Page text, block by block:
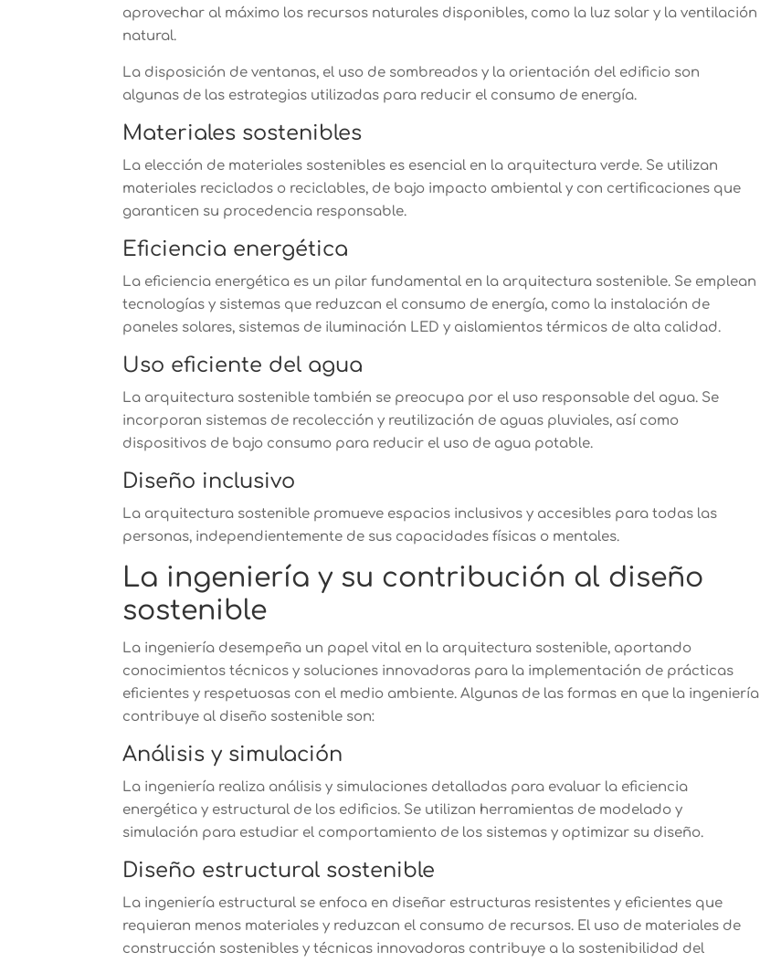
aprovechar al máximo los recursos naturales disponibles, como la luz solar y la ventilación
natural.
La disposición de ventanas, el uso de sombreados y la orientación del edificio son
algunas de las estrategias utilizadas para reducir el consumo de energía.
Materiales sostenibles
La elección de materiales sostenibles es esencial en la arquitectura verde. Se utilizan
materiales reciclados o reciclables, de bajo impacto ambiental y con certificaciones que
garanticen su procedencia responsable.
Eficiencia energética
La eficiencia energética es un pilar fundamental en la arquitectura sostenible. Se emplean
tecnologías y sistemas que reduzcan el consumo de energía, como la instalación de
paneles solares, sistemas de iluminación LED y aislamientos térmicos de alta calidad.
Uso eficiente del agua
La arquitectura sostenible también se preocupa por el uso responsable del agua. Se
incorporan sistemas de recolección y reutilización de aguas pluviales, así como
dispositivos de bajo consumo para reducir el uso de agua potable.
Diseño inclusivo
La arquitectura sostenible promueve espacios inclusivos y accesibles para todas las
personas, independientemente de sus capacidades físicas o mentales.
La ingeniería y su contribución al diseño
sostenible
La ingeniería desempeña un papel vital en la arquitectura sostenible, aportando
conocimientos técnicos y soluciones innovadoras para la implementación de prácticas
eficientes y respetuosas con el medio ambiente. Algunas de las formas en que la ingeniería
contribuye al diseño sostenible son:
Análisis y simulación
La ingeniería realiza análisis y simulaciones detalladas para evaluar la eficiencia
energética y estructural de los edificios. Se utilizan herramientas de modelado y
simulación para estudiar el comportamiento de los sistemas y optimizar su diseño.
Diseño estructural sostenible
La ingeniería estructural se enfoca en diseñar estructuras resistentes y eficientes que
requieran menos materiales y reduzcan el consumo de recursos. El uso de materiales de
construcción sostenibles y técnicas innovadoras contribuye a la sostenibilidad del